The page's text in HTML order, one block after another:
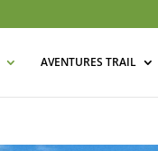
AVENTURES TRAIL